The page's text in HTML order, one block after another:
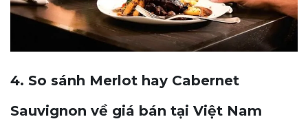
4. So sánh Merlot hay Cabernet
Sauvignon về giá bán tại Việt Nam